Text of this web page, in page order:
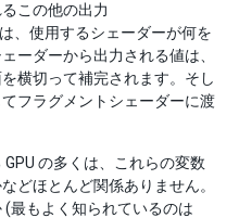
この他の出力
、使用するシェーダーが何を
ーダーから出力される値は、
横切って補完されます。そし
フラグメントシェーダーに渡
の多くは、これらの変数
どほとんど関係ありません。
最もよく知られているのは